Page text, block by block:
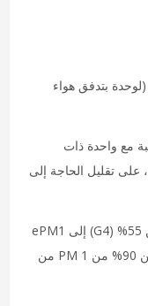
بعرض يبدأ من 280 مم (لوحدة بتدفق هواء
مع واحدة ذات
تقليل الحاجة إلى
80‏% (F9) (اختياري). تتم إزالة أكثر من 90% من PM 1 من